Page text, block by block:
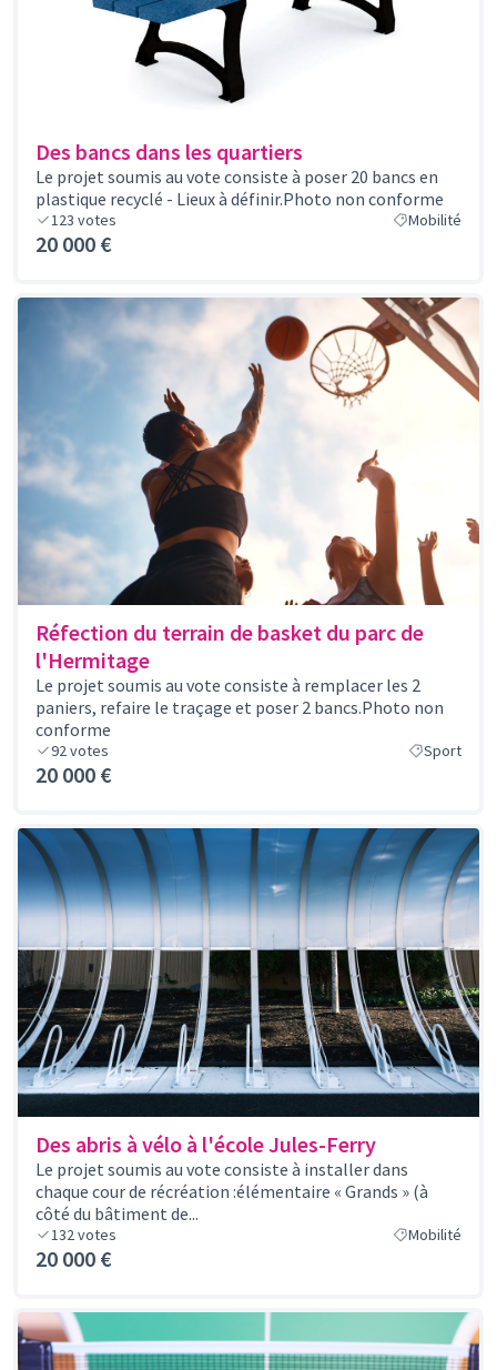
Des bancs dans les quartiers
Le projet soumis au vote consiste à poser 20 bancs en
plastique recyclé - Lieux à définir.Photo non conforme
123 votes Mobilité
20 000 €
Réfection du terrain de basket du parc de
l'Hermitage
Le projet soumis au vote consiste à remplacer les 2
paniers, refaire le traçage et poser 2 bancs.Photo non
conforme
92votes Sport
20 000 €
Des abris à vélo à l'école Jules-Ferry
Le projet soumis au vote consiste à installer dans
chaque cour de récréation :élémentaire « Grands » (à
côté du bâtiment de...
132votes Mobilité
20 000 €